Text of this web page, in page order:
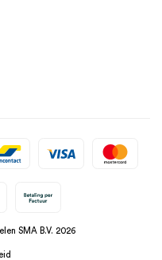
SMA B.V. 2026